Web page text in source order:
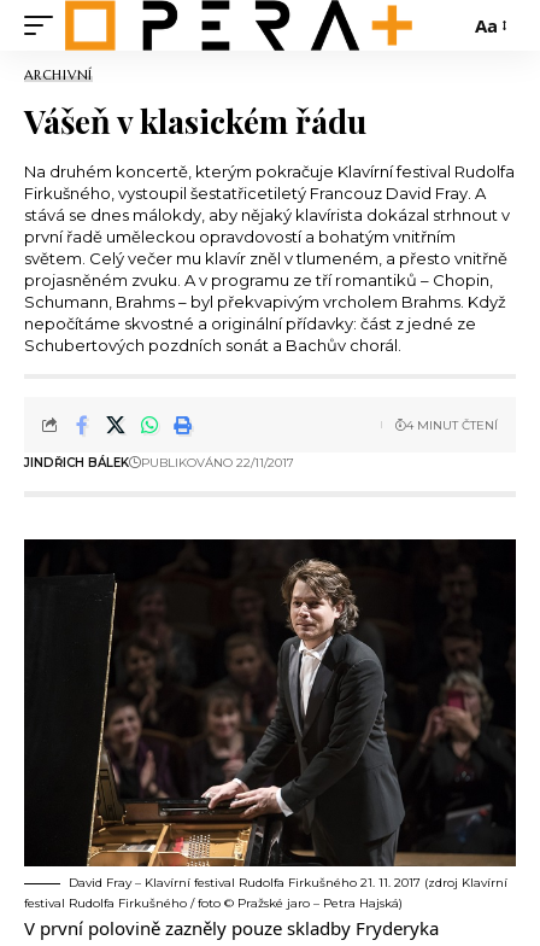
Aa
ARCHIVNÍ
Vášeň v klasickém řádu
Na druhém koncertě, kterým pokračuje Klavírní festival Rudolfa
Firkušného, vystoupil šestatřicetiletý Francouz David Fray. A
stává se dnes málokdy, aby nějaký klavírista dokázal strhnout v
první řadě uměleckou opravdovostí a bohatým vnitřním
světem. Celý večer mu klavír zněl v tlumeném, a přesto vnitřně
projasněném zvuku. A v programu ze tří romantiků – Chopin,
Schumann, Brahms – byl překvapivým vrcholem Brahms. Když
nepočítáme skvostné a originální přídavky: část z jedné ze
Schubertových pozdních sonát a Bachův chorál.
JINDŘICH BÁLEK PUBLIKOVÁNO 22/11/2017
4 MINUT ČTENÍ
David Fray – Klavírní festival Rudolfa Firkušného 21. 11. 2017 (zdroj Klavírní
festival Rudolfa Firkušného / foto © Pražské jaro – Petra Hajská)
V první polovině zazněly pouze skladby Fryderyka